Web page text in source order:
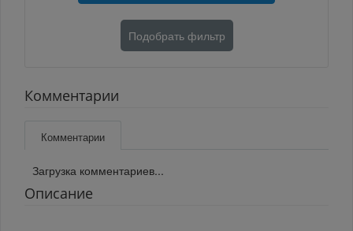
Подобрать фильтр
Комментарии
Комментарии
Загрузка комментариев...
Описание